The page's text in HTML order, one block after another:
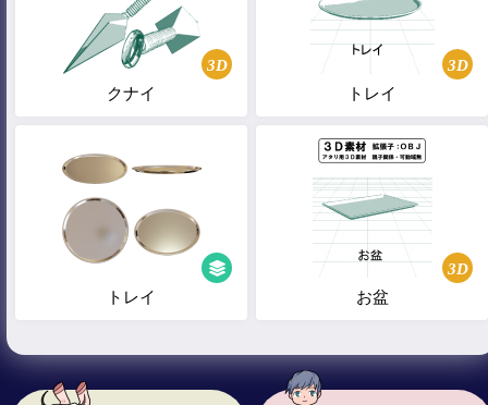
3D
クナイ
3D
トレイ
トレイ
3D
お盆